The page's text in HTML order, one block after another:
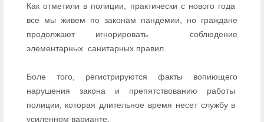
Как отметили в полиции, практически с нового года
все мы живем по законам пандемии, но граждане
продолжают игнорировать
соблюдение
элементарных санитарных правил.
Боле того, регистрируются факты вопиющего
нарушения закона и препятствованию работы
полиции, которая длительное время несет службу в
усиленном варианте.